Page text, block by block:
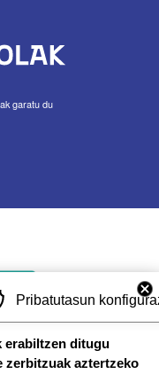
garatu du
Pribatutasun
erabiltzen ditugu
zerbitzuak aztertzeko